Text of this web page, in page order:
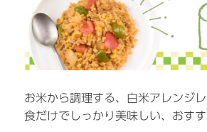
お米から調理する、白米アレンジ
食だけでしっかり美味しい、おす